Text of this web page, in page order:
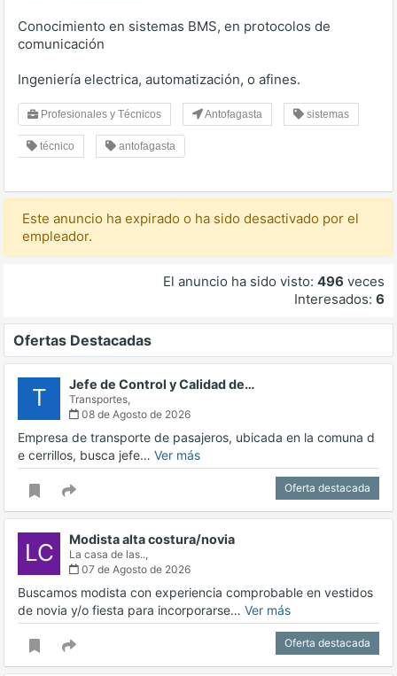
Conocimiento en sistemas BMS, en protocolos de
comunicación
Ingeniería electrica, automatización, o afines.
Profesionales y Técnicos Antofagasta sistemas
técnico antofagasta
Este anuncio ha expirado o ha sido desactivado por el
empleador.
El anuncio ha sido visto: 496 veces
Interesados: 6
Ofertas Destacadas
T Jefe de Control y Calidad de…
Transportes,
08 de Agosto de 2026
Empresa de transporte de pasajeros, ubicada en la comuna d
e cerrillos, busca jefe… Ver más
Oferta destacada
LC Modista alta costura/novia
La casa de las..,
07 de Agosto de 2026
Buscamos modista con experiencia comprobable en vestidos
de novia y/o fiesta para incorporarse… Ver más
Oferta destacada